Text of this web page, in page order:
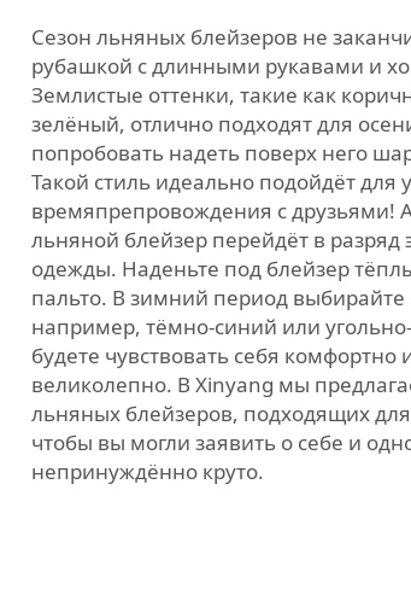
Сезон льняных блейзеров не
рубашкой с длинными рукавами и
Землистые оттенки, такие как
зелёный, отлично подходят для
попробовать надеть поверх него
Такой стиль идеально подойдёт для
времяпрепровождения с друзьями!
льняной блейзер перейдёт в
одежды. Наденьте под блейзер
пальто. В зимний период
например, тёмно-синий или
будете чувствовать себя комфортно
великолепно. В Xinyang мы
льняных блейзеров, подходящих
чтобы вы могли заявить о себе и
непринуждённо круто.